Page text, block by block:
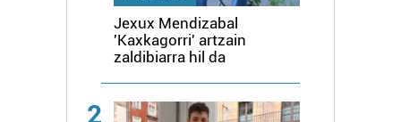
Jexux Mendizabal
'Kaxkagorri' artzain
zaldibiarra hil da
2